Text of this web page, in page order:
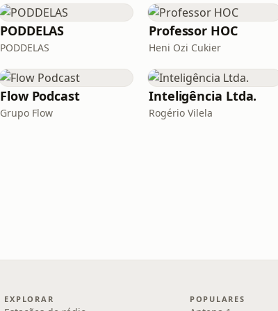
PODDELAS
PODDELAS
Professor HOC
Heni Ozi Cukier
Flow Podcast
Grupo Flow
Inteligência Ltda.
Rogério Vilela
EXPLORAR POPULARES